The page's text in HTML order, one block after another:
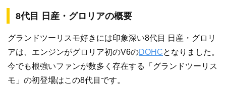
8代目 日産・グロリアの概要
グランドツーリスモ好きには印象深い8代目 日産・グロリ
アは、エンジンがグロリア初のV6のDOHCとなりました。
今でも根強いファンが数多く存在する「グランドツーリス
モ」の初登場はこの8代目です。